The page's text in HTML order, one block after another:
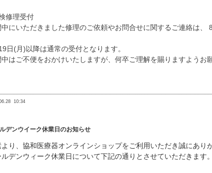
修理受付
にいただきました修理のご依頼やお問合せに関するご連絡は、
日(月)以降は通常の受付となります。
はご不便をおかけいたしますが、何卒ご理解を賜りますようお
10:34
デンウイーク休業日のお知らせ
り、協和医療器オンラインショップをご利用いただき誠にあり
ルデンウィーク休業日について下記の通りとさせていただきます。